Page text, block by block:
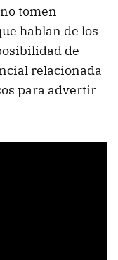
tomen
hablan de los
de
relacionada
para advertir